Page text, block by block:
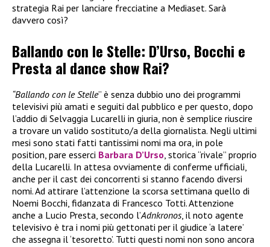
strategia Rai per lanciare frecciatine a Mediaset. Sarà
davvero così?
Ballando con le Stelle: D’Urso, Bocchi e
Presta al dance show Rai?
“Ballando con le Stelle” è senza dubbio uno dei programmi
televisivi più amati e seguiti dal pubblico e per questo, dopo
l’addio di Selvaggia Lucarelli in giuria, non è semplice riuscire
a trovare un valido sostituto/a della giornalista. Negli ultimi
mesi sono stati fatti tantissimi nomi ma ora, in pole
position, pare esserci Barbara D’Urso , storica “rivale” proprio
della Lucarelli. In attesa ovviamente di conferme ufficiali,
anche per il cast dei concorrenti si stanno facendo diversi
nomi. Ad attirare l’attenzione la scorsa settimana quello di
Noemi Bocchi, fidanzata di Francesco Totti. Attenzione
anche a Lucio Presta, secondo l’Adnkronos, il noto agente
televisivo è tra i nomi più gettonati per il giudice ‘a latere’
che assegna il ‘tesoretto’. Tutti questi nomi non sono ancora